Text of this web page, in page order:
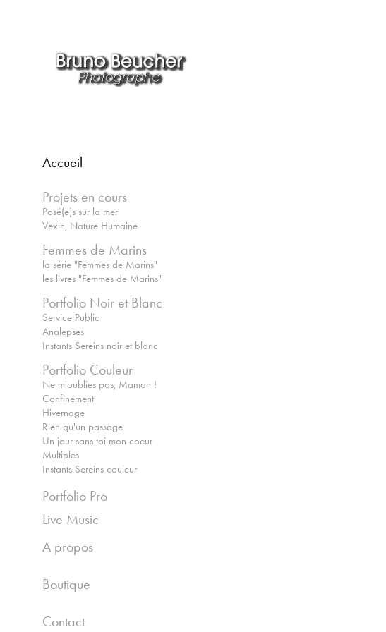
Accueil
Projets en cours
Posé(e)s sur la mer
Vexin, Nature Humaine
Femmes de Marins
la série "Femmes de Marins"
les livres "Femmes de Marins"
Portfolio Noir et Blanc
Service Public
Analepses
Instants Sereins noir et blanc
Portfolio Couleur
Ne m'oublies pas, Maman !
Confinement
Hivernage
Rien qu'un passage
Un jour sans toi mon coeur
Multiples
Instants Sereins couleur
Portfolio Pro
Live Music
A propos
Boutique
Contact